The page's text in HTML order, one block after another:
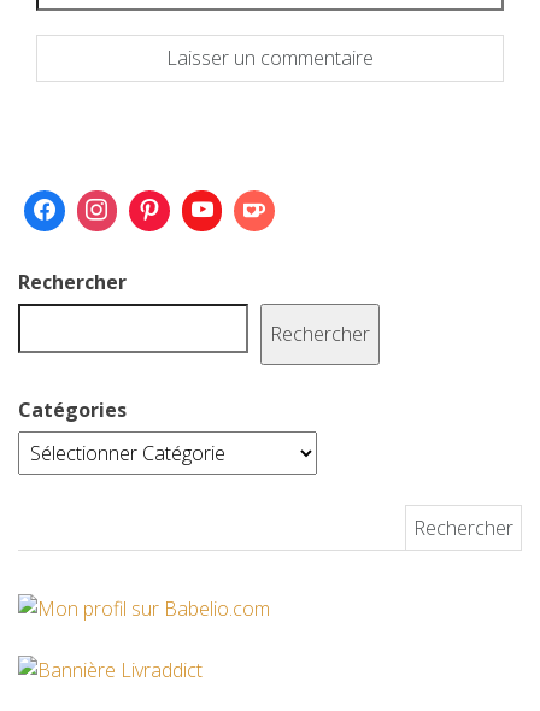
Rechercher
Rechercher
Catégories